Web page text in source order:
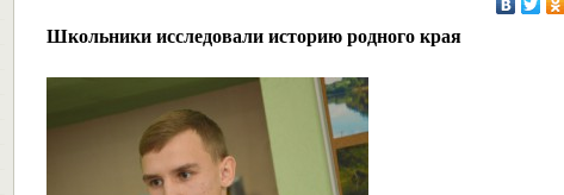
Школьники исследовали историю родного края